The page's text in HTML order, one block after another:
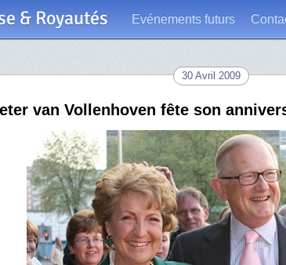
& Royautés Evénements futurs
30 Avril 2009
van Vollenhoven fête son